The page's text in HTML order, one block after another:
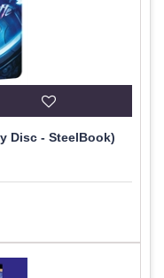
Disc - SteelBook)